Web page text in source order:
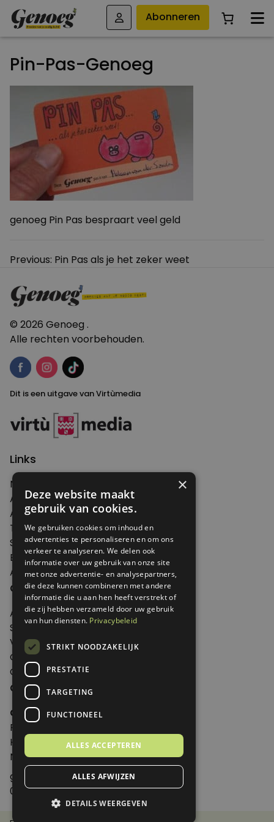
Abonneren
Pin-Pas-Genoeg
genoeg Pin Pas bespraart veel geld
Bericht
Previous: Pin Pas als je het zeker weet
© 2026 Genoeg .
Alle rechten voorbehouden.
Dit is een uitgave van Virtùmedia
Links
Nieuws
Artikelen
Agenda
Thema's
Shop
Edities
Abonneren
Over Genoeg
Adverteren
Samenwerken
Verkooppunten
Over Genoeg
Contact
Contactgegevens
Genoeg
Postbus 595 - 3700 AN Zeist
Huis ter Heideweg 13 - 3705MA Zeist
Nederland
genoeg@spabonneeservice.nl
088-1102091
×
Deze website maakt
gebruik van cookies.
We gebruiken cookies om inhoud en
advertenties te personaliseren en om ons
verkeer te analyseren. We delen ook
informatie over uw gebruik van onze site
met onze advertentie- en analysepartners,
die deze kunnen combineren met andere
informatie die u aan hen heeft verstrekt of
die zij hebben verzameld door uw gebruik
van hun diensten. Privacybeleid
STRIKT NOODZAKELIJK
PRESTATIE
TARGETING
FUNCTIONEEL
ALLES ACCEPTEREN
ALLES AFWIJZEN
DETAILS WEERGEVEN